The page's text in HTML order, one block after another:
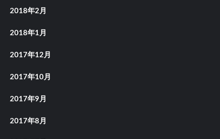
2018年2月
2018年1月
2017年12月
2017年10月
2017年9月
2017年8月